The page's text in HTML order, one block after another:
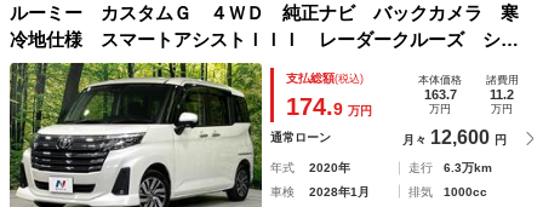
ルーミー カスタムＧ ４ＷＤ 純正ナビ バックカメラ 寒
冷地仕様 スマートアシストＩＩＩ レーダークルーズ シー
トヒーター 禁煙車 コーナーセンサー スマートキー ＬＥ
Ｄヘッド ビルトインＥＴＣ 純正１４インチアルミ
支払総額(税込)
174.9 万円
本体価格
163.7
万円
諸費用
11.2
万円
通常ローン 月々 12,600 円
年式 2020年 走行
6.3万km
車検
2028年1月 排気
1000cc